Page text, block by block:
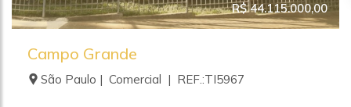
R$ 44.115.000,00
Campo Grande
São Paulo | Comercial | REF.:TI5967